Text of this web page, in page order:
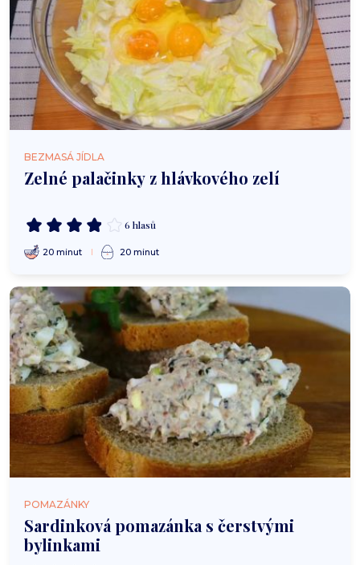
BEZMASÁ JÍDLA
Zelné palačinky z hlávkového zelí
6 hlasů
20 minut 20 minut
POMAZÁNKY
Sardinková pomazánka s čerstvými
bylinkami